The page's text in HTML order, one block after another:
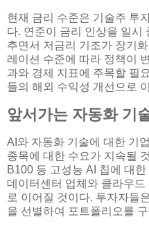
현재 금리 수준은 기술주 투
다. 연준이 금리 인상을 일시
추면서 저금리 기조가 장기
레이션 수준에 따라 정책이
과와 경제 지표에 주목할 필
들의 해외 수익성 개선으로
앞서가는 자동화 기
AI와 자동화 기술에 대한 기
종목에 대한 수요가 지속될
B100 등 고성능 AI 칩에 대
데이터센터 업체와 클라우
로 이어질 것이다. 투자자들
을 선별하여 포트폴리오를